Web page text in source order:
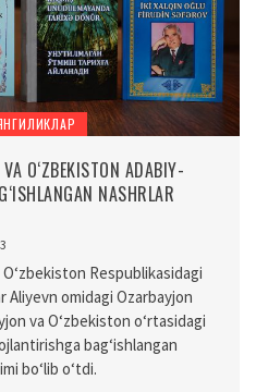
O‘ZBEKISTON ADABIY-
NASHRLAR
Respublikasidagi
Aliyevn omidagi Ozarbayjon
va O‘zbekiston o‘rtasidagi
bag‘ishlangan
bo‘lib o‘tdi.